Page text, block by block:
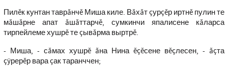
Пилĕк кунтан таврăнчĕ Миша киле. Вăхăт çурçĕр иртнĕ пулин те
мăшăрне апат ăшăттарчĕ, сумкинчи япалисене кăларса
тирпейлеме хушрĕ те çывăрма выртрĕ.
- Миша, - сăмах хушрĕ ăна Нина ĕçĕсене вĕçлесен, - ăçта
çÿрерĕр вара çак таранччен;